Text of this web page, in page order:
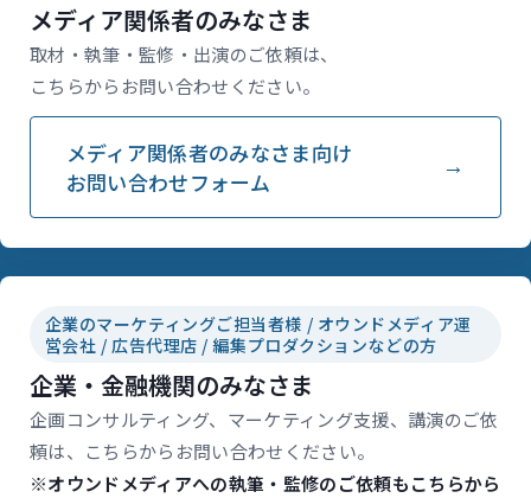
メディア関係者のみなさま
取材・執筆・監修・出演のご依頼は、
こちらからお問い合わせください。
メディア関係者のみなさま向け
お問い合わせフォーム
企業のマーケティングご担当者様 / オウンドメディア運
営会社 / 広告代理店 / 編集プロダクションなどの方
企業・金融機関のみなさま
企画コンサルティング、マーケティング支援、講演のご依
頼は、こちらからお問い合わせください。
※オウンドメディアへの執筆・監修のご依頼もこちらから